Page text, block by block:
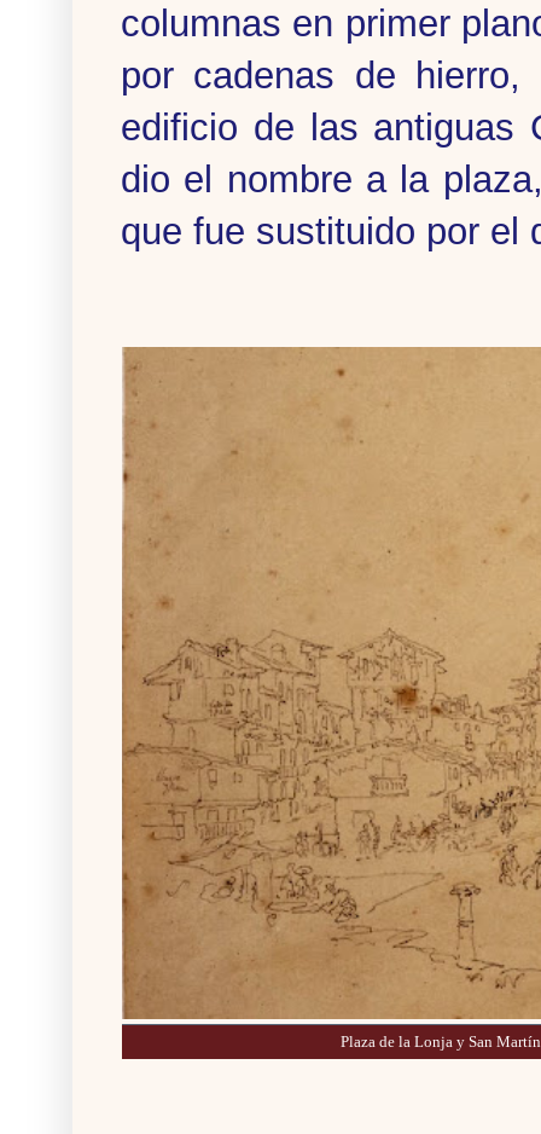
columnas en primer
por cadenas de hierro,
edificio de las antiguas
dio el nombre a la
que fue sustituido por el
Plaza de la Lonja y San